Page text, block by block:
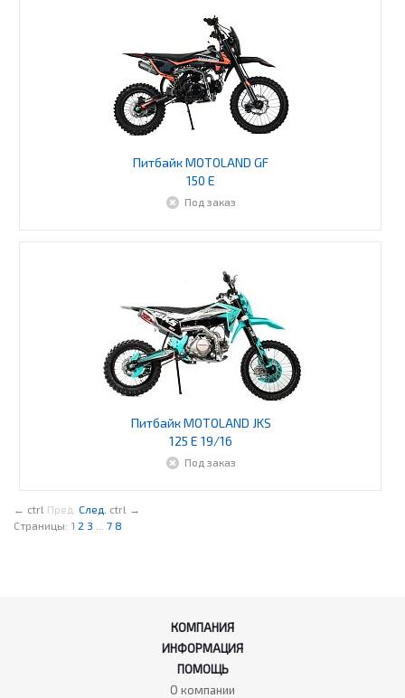
Питбайк MOTOLAND GF
150 E
Под заказ
Питбайк MOTOLAND JKS
125 E 19/16
Под заказ
← ctrl Пред. След. ctrl →
Страницы: 1 2 3 7 8
КОМПАНИЯ
ИНФОРМАЦИЯ
ПОМОЩЬ
О компании